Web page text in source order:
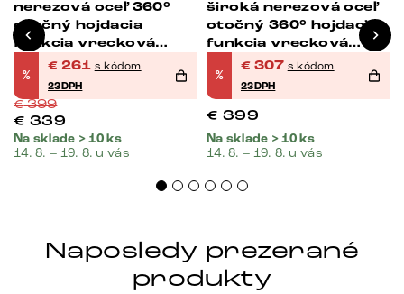
nerezová oceľ 360°
otočný hojdacia
funkcia vrecková
pružina
%
€ 261 s kódom
23DPH
€399
€ 339
Na sklade > 10 ks
14. 8. – 19. 8. u vás
široká nerezová oceľ
otočný 360° hojdacia
funkcia vrecková
pružina
%
€ 307 s kódom
23DPH
€ 399
Na sklade > 10 ks
14. 8. – 19. 8. u vás
Naposledy prezerané
produkty